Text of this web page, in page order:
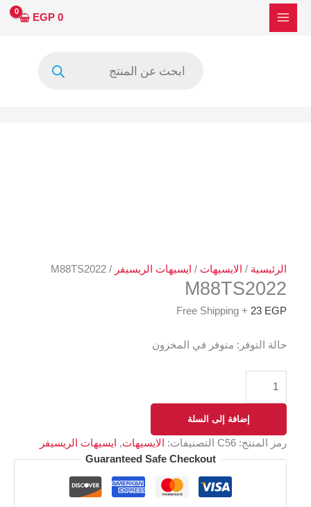
تخطي
0
EGP
الرئيسية / الايسيهات / ايسيهات الريسيفر / M88TS2022
M88TS2022
23 EGP
+ Free Shipping
حالة التوفر: متوفر في المخزون
كمية
M88TS2022
إضافة إلى السلة
رمز المنتج: C56 التصنيفات: الايسيهات,
ايسيهات الريسيفر
Guaranteed Safe Checkout